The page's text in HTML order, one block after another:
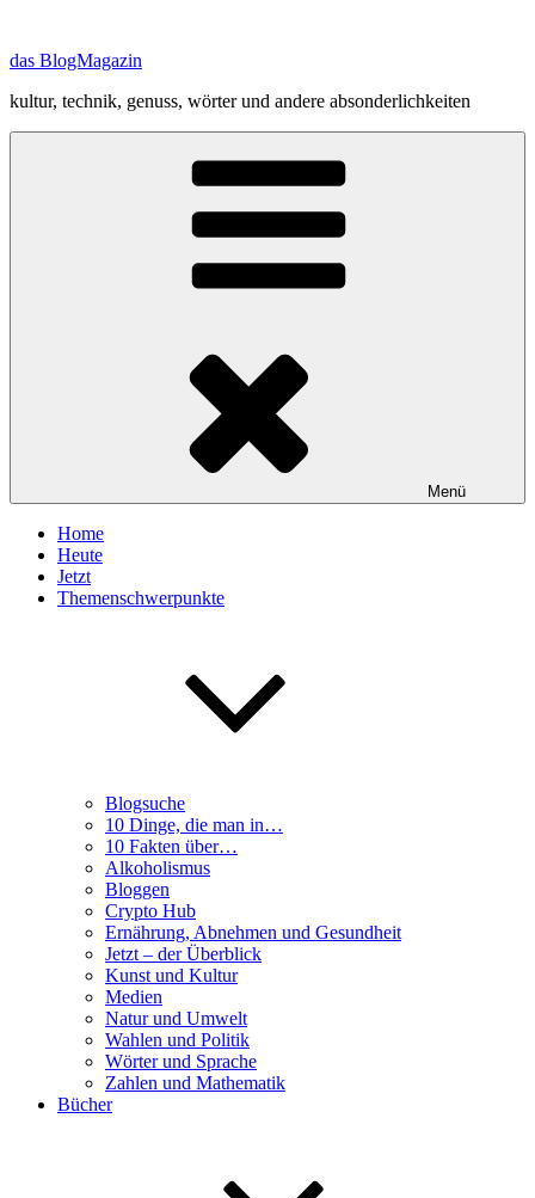
springen
das BlogMagazin
kultur, technik, genuss, wörter und andere absonderlichkeiten
Menü
Home
Heute
Jetzt
Themenschwerpunkte
Blogsuche
10 Dinge, die man in…
10 Fakten über…
Alkoholismus
Bloggen
Crypto Hub
Ernährung, Abnehmen und Gesundheit
Jetzt – der Überblick
Kunst und Kultur
Medien
Natur und Umwelt
Wahlen und Politik
Wörter und Sprache
Zahlen und Mathematik
Bücher